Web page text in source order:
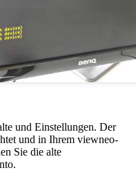
und Einstellungen. Der
und in Ihrem viewneo-
Sie die alte